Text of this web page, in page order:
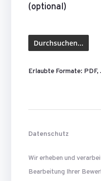
(optional)
Erlaubte Formate: PDF,
Datenschutz
Wir erheben und
Bearbeitung Ihrer